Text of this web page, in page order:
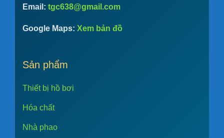
Email: tgc638@gmail.com
Google Maps: Xem bản đồ
Sản phẩm
Thiết bị hồ bơi
Hóa chất
Nhà phao